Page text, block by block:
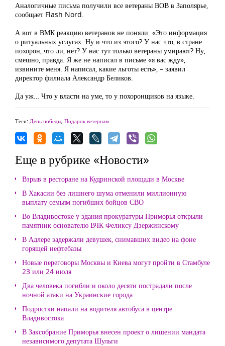
Аналогичные письма получили все ветераны ВОВ в Заполярье,
сообщает Flash Nord.
А вот в ВМК реакцию ветеранов не поняли. «Это информация
о ритуальных услугах. Ну и что из этого? У нас что, в стране
похорон, что ли, нет? У нас тут только ветераны умирают? Ну,
смешно, правда. Я же не написал в письме «я вас жду»,
извините меня. Я написал, какие льготы есть», – заявил
директор филиала Александр Беликов.
Да уж… Что у власти на уме, то у похоронщиков на языке.
Теги: День победы, Подарок ветернам
Еще в рубрике «Новости»
Взрыв в ресторане на Кудринской площади в Москве
В Хакасии без лишнего шума отменили миллионную
выплату семьям погибших бойцов СВО
Во Владивостоке у здания прокуратуры Приморья открыли
памятник основателю ВЧК Феликсу Дзержинскому
В Адлере задержали девушек, снимавших видео на фоне
горящей нефтебазы
Новые переговоры Москвы и Киева могут пройти в Стамбуле
23 или 24 июля
Два человека погибли и около десяти пострадали после
ночной атаки на Украинские города
Подростки напали на водителя автобуса в центре
Владивостока
В Заксобрание Приморья внесен проект о лишении мандата
независимого депутата Шульги